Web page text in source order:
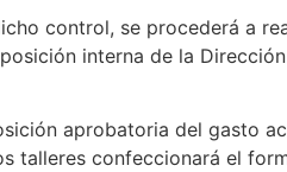
control, se procederá a
interna de la
aprobatoria del gasto
talleres confeccionará el